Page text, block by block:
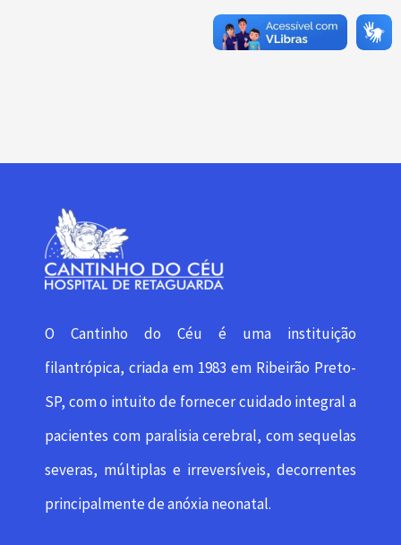
O Cantinho do Céu é uma instituição
filantrópica, criada em 1983 em Ribeirão Preto-
SP, com o intuito de fornecer cuidado integral a
pacientes com paralisia cerebral, com sequelas
severas, múltiplas e irreversíveis, decorrentes
principalmente de anóxia neonatal.